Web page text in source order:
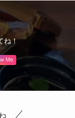
ね！
Me